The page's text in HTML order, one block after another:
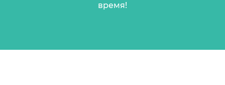
время!